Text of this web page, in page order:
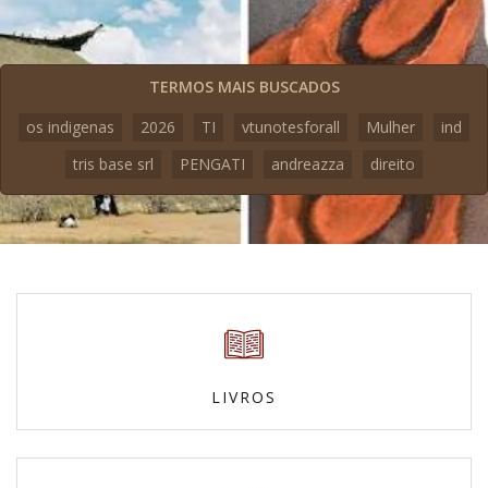
TERMOS MAIS BUSCADOS
os indigenas
2026 TI vtunotesforall Mulher
ind
tris base srl
PENGATI andreazza direito
LIVROS